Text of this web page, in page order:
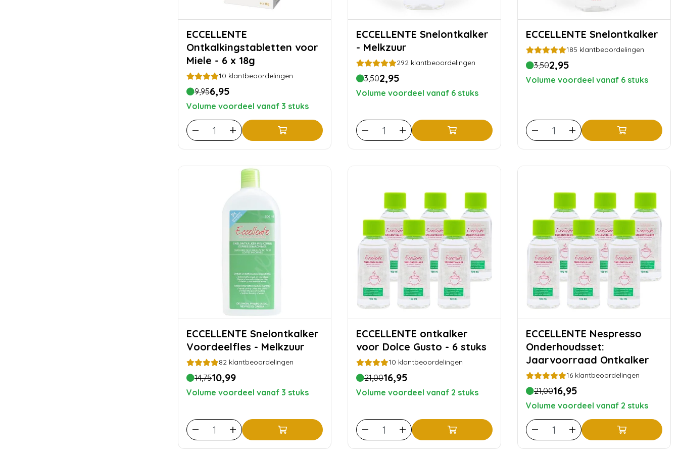
ECCELLENTE
Ontkalkingstabletten voor
Miele - 6 x 18g
10 klantbeoordelingen
9,956,95
Volume voordeel vanaf 3 stuks
ECCELLENTE Snelontkalker
- Melkzuur
292 klantbeoordelingen
3,502,95
Volume voordeel vanaf 6 stuks
ECCELLENTE Snelontkalker
185 klantbeoordelingen
3,502,95
Volume voordeel vanaf 6 stuks
ECCELLENTE Snelontkalker
Voordeelfles - Melkzuur
82 klantbeoordelingen
14,7510,99
Volume voordeel vanaf 3 stuks
ECCELLENTE ontkalker
voor Dolce Gusto - 6 stuks
10 klantbeoordelingen
21,0016,95
Volume voordeel vanaf 2 stuks
ECCELLENTE Nespresso
Onderhoudsset:
Jaarvoorraad Ontkalker
16 klantbeoordelingen
21,0016,95
Volume voordeel vanaf 2 stuks